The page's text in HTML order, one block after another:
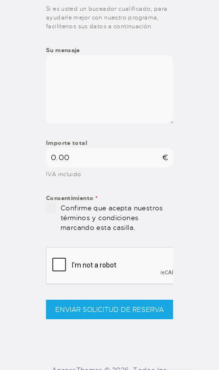
Si es usted un buceador cualificado, para
ayudarle mejor con nuestro programa,
facilítenos sus datos a continuación
Su mensaje
Importe total
€
IVA incluido
Consentimiento *
Confirme que acepta nuestros
términos y condiciones
marcando esta casilla.
ENVIAR SOLICITUD DE RESERVA